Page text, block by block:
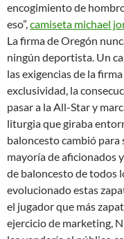
encogimiento de
eso”,camiseta michael
La firma de Oregón
ningún deportista. Un
las exigencias de la
exclusividad, la
pasar a la All-Star y
liturgia que giraba
baloncesto cambió para
mayoría de aficionados
de baloncesto de todos
evolucionado estas
el jugador que más
ejercicio de marketing,